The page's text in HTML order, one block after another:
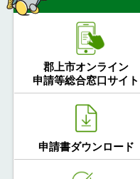
郡上市オンライン
申請等総合窓口サイト
申請書ダウンロード